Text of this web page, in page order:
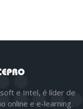
e Intel, é líder de
online e e-learning.